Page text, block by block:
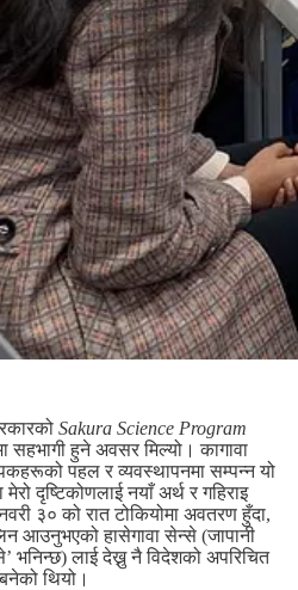
Sakura Science Program
सहभागी हुने अवसर मिल्यो। कागावा
पहल र व्यवस्थापनमा सम्पन्न यो
दृष्टिकोणलाई नयाँ अर्थ र गहिराइ
३० को रात टोकियोमा अवतरण हुँदा,
आउनुभएको हासेगावा सेन्से (जापानी
भनिन्छ) लाई देख्नु नै विदेशको अपरिचित
थियो।